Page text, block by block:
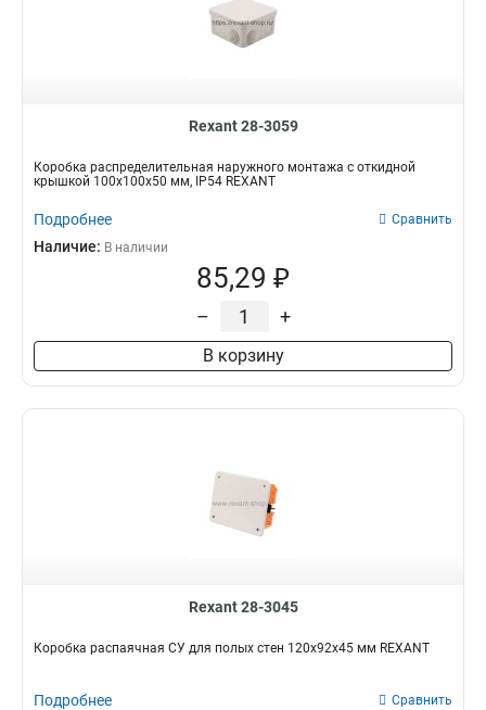
Rexant 28-3059
Коробка распределительная наружного монтажа с откидной
крышкой 100х100х50 мм, IP54 REXANT
Подробнее Сравнить
Наличие: В наличии
85,29 ₽
– +
В корзину
Rexant 28-3045
Коробка распаячная СУ для полых стен 120х92х45 мм REXANT
Подробнее Сравнить